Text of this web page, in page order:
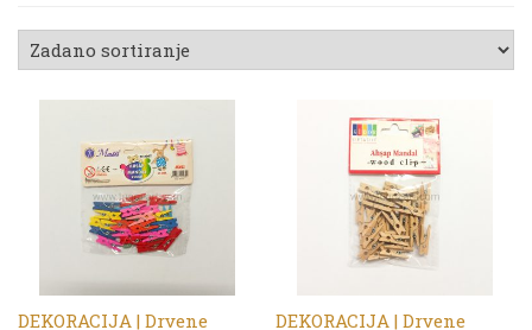
DEKORACIJA | Drvene
DEKORACIJA | Drvene